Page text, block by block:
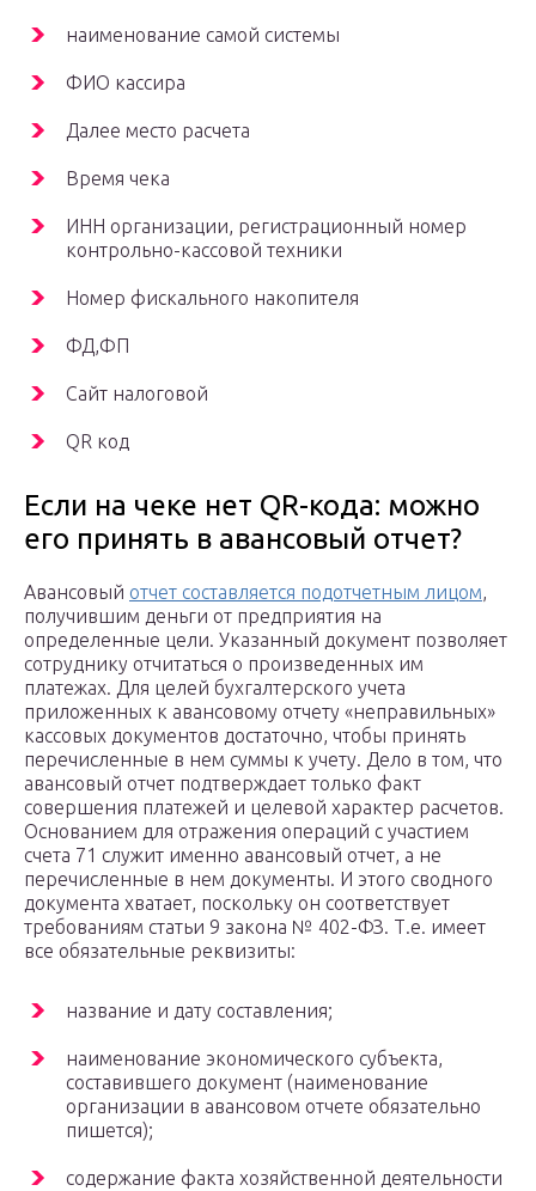
наименование самой системы
ФИО кассира
Далее место расчета
Время чека
ИНН организации, регистрационный номер
контрольно-кассовой техники
Номер фискального накопителя
ФД,ФП
Сайт налоговой
QR код
Если на чеке нет QR-кода: можно
его принять в авансовый отчет?
Авансовый отчет составляется подотчетным лицом,
получившим деньги от предприятия на
определенные цели. Указанный документ позволяет
сотруднику отчитаться о произведенных им
платежах. Для целей бухгалтерского учета
приложенных к авансовому отчету «неправильных»
кассовых документов достаточно, чтобы принять
перечисленные в нем суммы к учету. Дело в том, что
авансовый отчет подтверждает только факт
совершения платежей и целевой характер расчетов.
Основанием для отражения операций с участием
счета 71 служит именно авансовый отчет, а не
перечисленные в нем документы. И этого сводного
документа хватает, поскольку он соответствует
требованиям статьи 9 закона № 402-ФЗ. Т.е. имеет
все обязательные реквизиты:
название и дату составления;
наименование экономического субъекта,
составившего документ (наименование
организации в авансовом отчете обязательно
пишется);
содержание факта хозяйственной деятельности